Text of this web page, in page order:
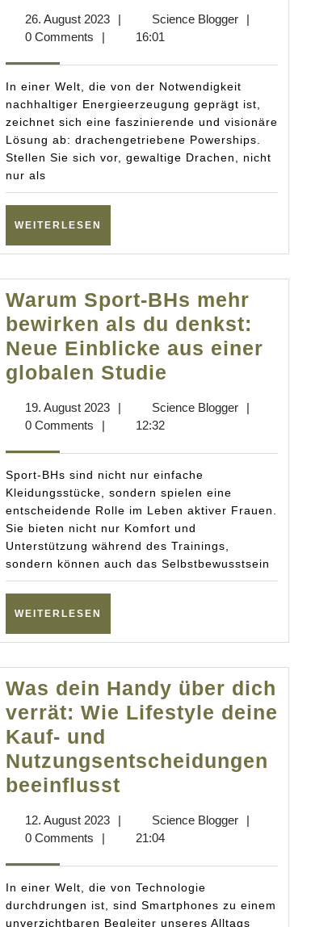
Zukunft:
Drachen
Energie
erzeugen
können
26. August 202326.
August
| Science BloggerScience
|
0 Comments
| 16:01
In einer Welt, die von der Notwendigkeit
nachhaltiger Energieerzeugung geprägt ist,
zeichnet sich eine faszinierende und visionäre
Lösung ab: drachengetriebene Powerships.
Stellen Sie sich vor, gewaltige Drachen, nicht
nur als
WEITERLESEN
Warum Sport-BHs mehr
bewirken als du denkst:
Neue Einblicke aus einer
globalen Studie
bewirken
als
du
denkst:
Neue
einer
globalen
Studie
19. August 202319.
August
| Science BloggerScience
|
0 Comments
| 12:32
Sport-BHs sind nicht nur einfache
Kleidungsstücke, sondern spielen eine
entscheidende Rolle im Leben aktiver Frauen.
Sie bieten nicht nur Komfort und
Unterstützung während des Trainings,
sondern können auch das Selbstbewusstsein
WEITERLESEN
Was dein Handy über dich
verrät: Wie Lifestyle deine
Kauf- und
Nutzungsentscheidungen
beeinflusst
Handy
dich
verrät:
12. August 202312.
August
| Science BloggerScience
|
0 Comments
| 21:04
In einer Welt, die von Technologie
durchdrungen ist, sind Smartphones zu einem
unverzichtbaren Begleiter unseres Alltags